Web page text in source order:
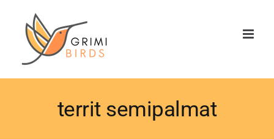
contenido
territ semipalmat